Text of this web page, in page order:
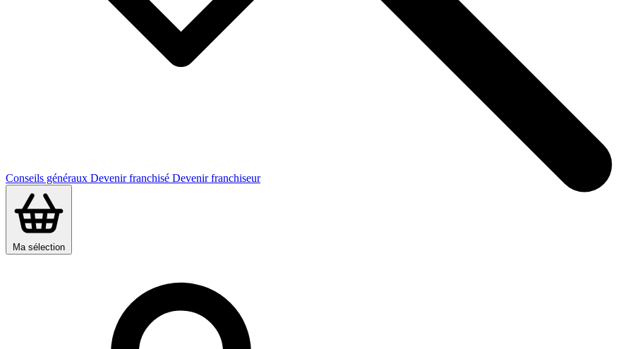
Conseils généraux Devenir franchisé Devenir franchiseur
Ma sélection